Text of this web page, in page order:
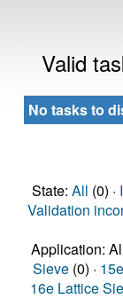
Valid
No tasks to
State: All (0) ·
Validation
Application:
Sieve (0) ·
16e Lattice